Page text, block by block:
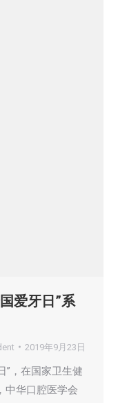
爱牙日”系
2019年9月23日
”，在国家卫生健
中华口腔医学会